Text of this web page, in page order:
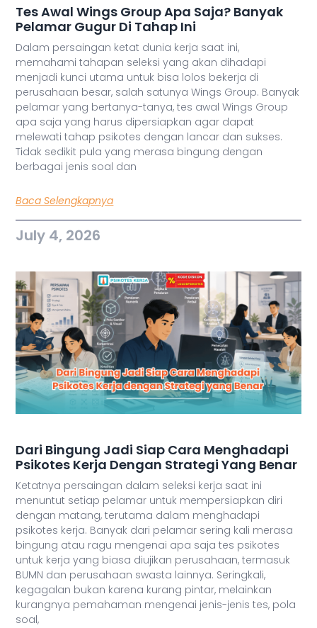
Tes Awal Wings Group Apa Saja? Banyak
Pelamar Gugur Di Tahap Ini
Dalam persaingan ketat dunia kerja saat ini,
memahami tahapan seleksi yang akan dihadapi
menjadi kunci utama untuk bisa lolos bekerja di
perusahaan besar, salah satunya Wings Group. Banyak
pelamar yang bertanya-tanya, tes awal Wings Group
apa saja yang harus dipersiapkan agar dapat
melewati tahap psikotes dengan lancar dan sukses.
Tidak sedikit pula yang merasa bingung dengan
berbagai jenis soal dan
Baca Selengkapnya
July 4, 2026
Dari Bingung Jadi Siap Cara Menghadapi
Psikotes Kerja Dengan Strategi Yang Benar
Ketatnya persaingan dalam seleksi kerja saat ini
menuntut setiap pelamar untuk mempersiapkan diri
dengan matang, terutama dalam menghadapi
psikotes kerja. Banyak dari pelamar sering kali merasa
bingung atau ragu mengenai apa saja tes psikotes
untuk kerja yang biasa diujikan perusahaan, termasuk
BUMN dan perusahaan swasta lainnya. Seringkali,
kegagalan bukan karena kurang pintar, melainkan
kurangnya pemahaman mengenai jenis-jenis tes, pola
soal,